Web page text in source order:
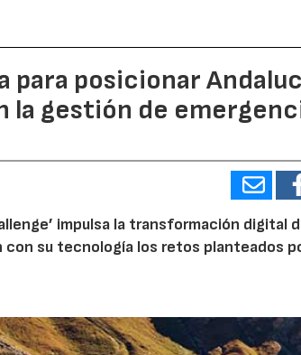
para posicionar
la gestión de
impulsa la transformación digital
su tecnología los retos planteados